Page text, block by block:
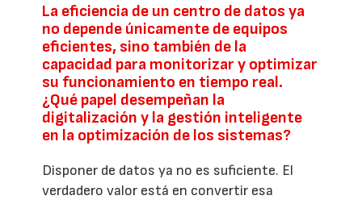
La eficiencia de un centro de datos ya
no depende únicamente de equipos
eficientes, sino también de la
capacidad para monitorizar y optimizar
su funcionamiento en tiempo real.
¿Qué papel desempeñan la
digitalización y la gestión inteligente
en la optimización de los sistemas?
Disponer de datos ya no es suficiente. El
verdadero valor está en convertir esa